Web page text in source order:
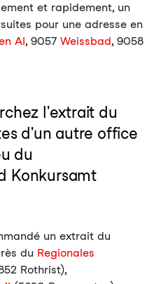
et rapidement, un
pour une adresse en
AI, 9057 Weissbad, 9058
l'extrait du
d'un autre office
du
Konkursamt
un extrait du
du Regionales
Rothrist),